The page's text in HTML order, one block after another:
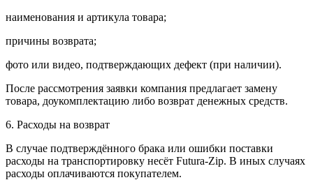
наименования и артикула товара;
причины возврата;
фото или видео, подтверждающих дефект (при наличии).
После рассмотрения заявки компания предлагает замену
товара, доукомплектацию либо возврат денежных средств.
6. Расходы на возврат
В случае подтверждённого брака или ошибки поставки
расходы на транспортировку несёт Futura-Zip. В иных случаях
расходы оплачиваются покупателем.